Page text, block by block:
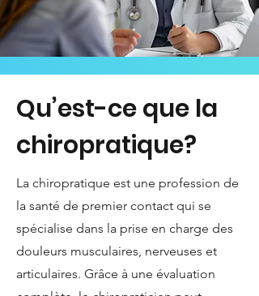
Qu’est-ce que la
chiropratique?
La chiropratique est une profession de
la santé de premier contact qui se
spécialise dans la prise en charge des
douleurs musculaires, nerveuses et
articulaires. Grâce à une évaluation